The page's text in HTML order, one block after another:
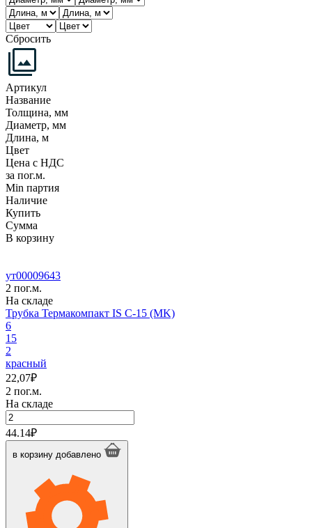
Сбросить
Артикул
Название
Толщина, мм
Диаметр, мм
Длина, м
Цвет
Цена с НДС
за пог.м.
Min партия
Наличие
Купить
Сумма
В корзину
ут00009643
2 пог.м.
На складе
Трубка Термакомпакт IS C-15 (MK)
6
15
2
красный
22,07₽
2 пог.м.
На складе
Количество
товара
Трубка
Термакомпакт
44.14₽
в корзину добавлено